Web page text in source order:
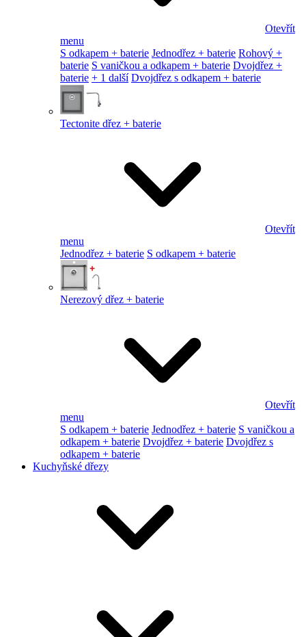
Otevřít
menu
S odkapem + baterie Jednodřez + baterie Rohový +
baterie S vaničkou a odkapem + baterie Dvojdřez +
baterie + 1 další Dvojdřez s odkapem + baterie
Tectonite dřez + baterie
Otevřít
menu
Jednodřez + baterie S odkapem + baterie
Nerezový dřez + baterie
Otevřít
menu
S odkapem + baterie Jednodřez + baterie S vaničkou a
odkapem + baterie Dvojdřez + baterie Dvojdřez s
odkapem + baterie
Kuchyňské dřezy